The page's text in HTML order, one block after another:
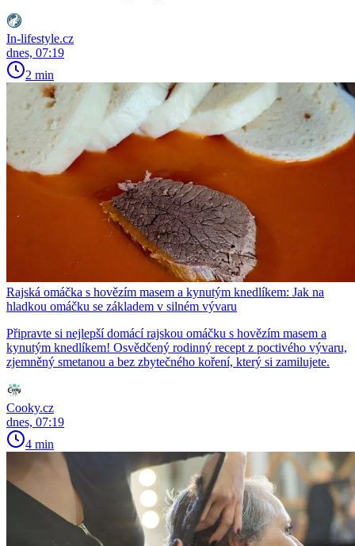
In-lifestyle.cz
dnes, 07:19
2 min
Rajská omáčka s hovězím masem a kynutým knedlíkem: Jak na
hladkou omáčku se základem v silném vývaru
Připravte si nejlepší domácí rajskou omáčku s hovězím masem a
kynutým knedlíkem! Osvědčený rodinný recept z poctivého vývaru,
zjemněný smetanou a bez zbytečného koření, který si zamilujete.
Cooky.cz
dnes, 07:19
4 min